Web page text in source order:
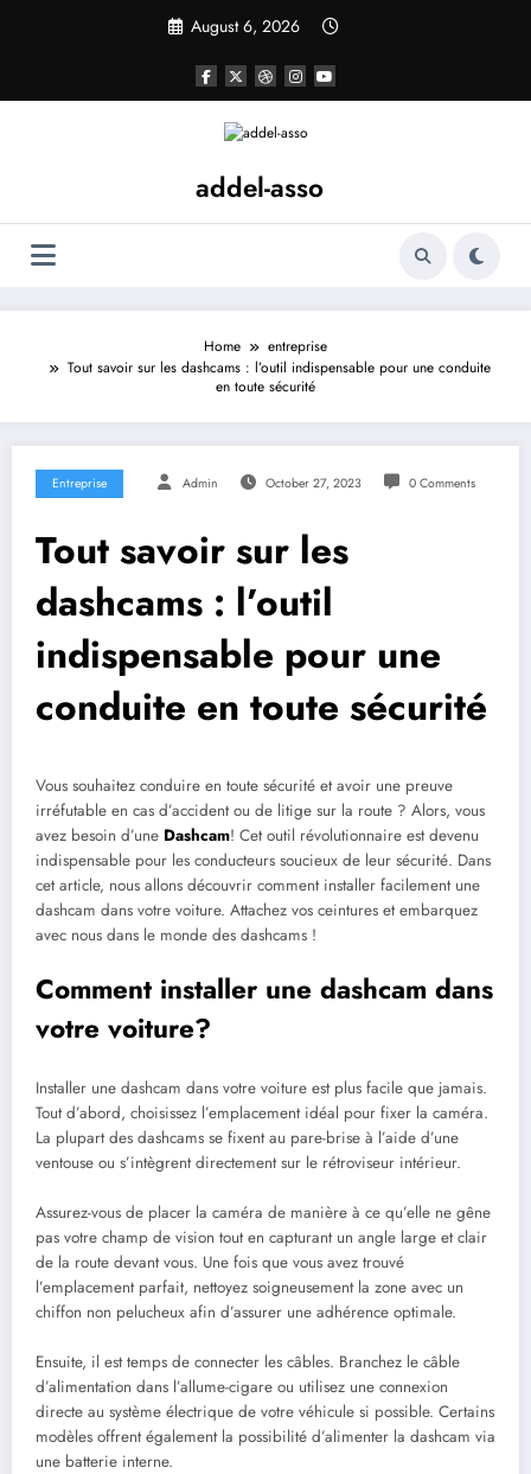
August 6, 2026
addel-asso
Home
entreprise
Tout savoir sur les dashcams : l’outil indispensable pour une conduite
en toute sécurité
Entreprise Admin October 27, 2023 0 Comments
Tout savoir sur les
dashcams : l’outil
indispensable pour une
conduite en toute sécurité
Vous souhaitez conduire en toute sécurité et avoir une preuve
irréfutable en cas d’accident ou de litige sur la route ? Alors, vous
avez besoin d’une Dashcam! Cet outil révolutionnaire est devenu
indispensable pour les conducteurs soucieux de leur sécurité. Dans
cet article, nous allons découvrir comment installer facilement une
dashcam dans votre voiture. Attachez vos ceintures et embarquez
avec nous dans le monde des dashcams !
Comment installer une dashcam dans
votre voiture?
Installer une dashcam dans votre voiture est plus facile que jamais.
Tout d’abord, choisissez l’emplacement idéal pour fixer la caméra.
La plupart des dashcams se fixent au pare-brise à l’aide d’une
ventouse ou s’intègrent directement sur le rétroviseur intérieur.
Assurez-vous de placer la caméra de manière à ce qu’elle ne gêne
pas votre champ de vision tout en capturant un angle large et clair
de la route devant vous. Une fois que vous avez trouvé
l’emplacement parfait, nettoyez soigneusement la zone avec un
chiffon non pelucheux afin d’assurer une adhérence optimale.
Ensuite, il est temps de connecter les câbles. Branchez le câble
d’alimentation dans l’allume-cigare ou utilisez une connexion
directe au système électrique de votre véhicule si possible. Certains
modèles offrent également la possibilité d’alimenter la dashcam via
une batterie interne.